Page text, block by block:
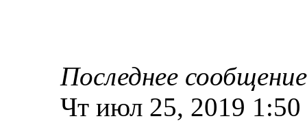
Последнее сообщение
Чт июл 25, 2019 1:50